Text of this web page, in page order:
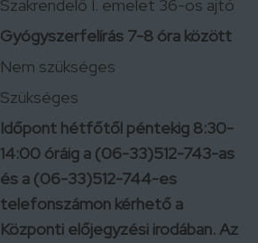
Szakrendelő I. emelet 36-os ajtó
Gyógyszerfelírás 7-8 óra között
Nem szükséges
Szükséges
Időpont hétfőtől péntekig 8:30-
14:00 óráig a (06-33)512-743-as
és a (06-33)512-744-es
telefonszámon kérhető a
Központi előjegyzési irodában. Az